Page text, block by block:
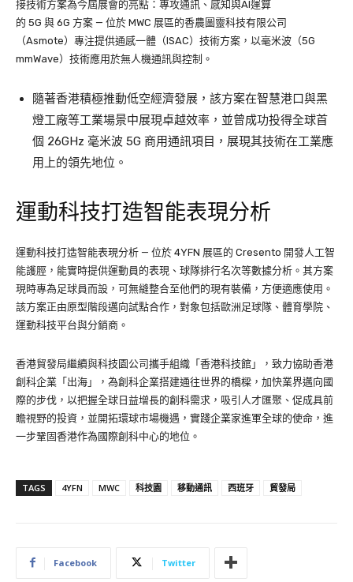
接技術方案為今屆展會的亮點：專攻通訊、感知與AI運算
的 5G 與 6G 方案 — 位於 MWC 展區的香農圖靈科技有限公司
（Asmote）專注提供通感一體（ISAC）技術方案，以毫米波（5G
mmWave）技術應用於無人機通訊與控制。
隨著香港積極推動低空經濟發展，該方案在智慧港口與黑
燈工廠等工業場景中展現卓越效率，並曾成功投得全球首
個 26GHz 毫米波 5G 商用通訊項目，展現其技術在工業應
用上的領先地位。
運動科技打造智能表現分析
運動科技打造智能表現分析 — 位於 4YFN 展區的 Cresento 開發人工智
能護脛，能實時提供運動員的表現、球隊排行名次等數據分析。其方案
現時專為足球員而設，可無縫整合至他們的現有裝備，方便適應使用。
該方案正由原型階段邁向試點合作，對象包括歐洲足球隊、體育學院、
運動科技平台與分銷商。
香港貿發局繼續與科技園公司攜手組織「香港科技館」，致力協助香港
創科企業「出海」，為創科企業搭建通往世界的橋樑，加快業界邁向國
際的步伐，以把握全球日益增長的創科需求，吸引人才匯聚、促成具前
瞻視野的投資，並開拓環球市場機遇，實踐企業家進軍全球的使命，進
一步鞏固香港作為國際創科中心的地位。
TAGS 4YFN MWC 科技園 移動通訊 西班牙 貿發局
Facebook Twitter